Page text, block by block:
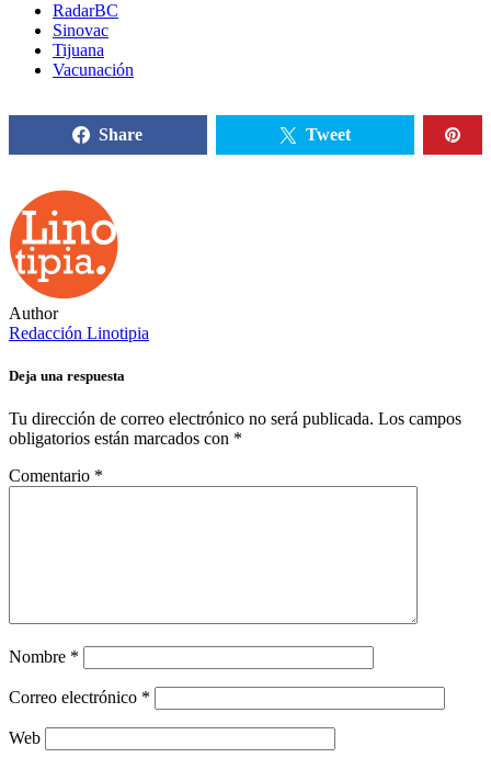
RadarBC
Sinovac
Tijuana
Vacunación
Share Tweet
Author
Redacción Linotipia
Deja una respuesta
Tu dirección de correo electrónico no será publicada. Los campos
obligatorios están marcados con *
Comentario *
Nombre *
Correo electrónico *
Web